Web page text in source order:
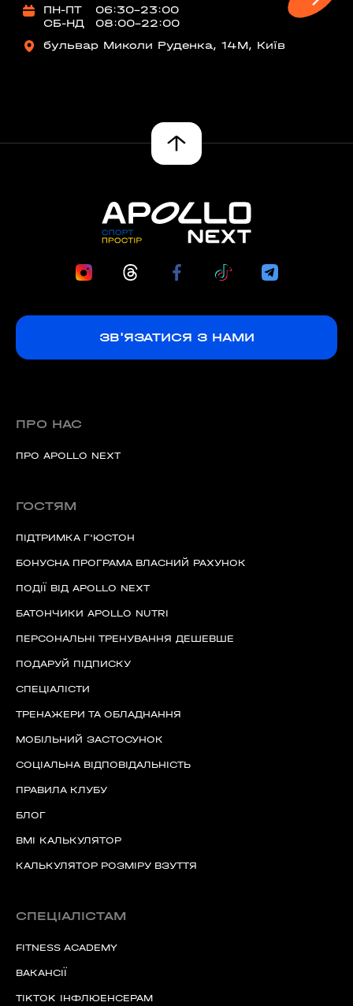
бульвар Миколи Руденка, 14М, Київ
ПН-ПТ
06:30-23:00
СБ-НД
08:00-22:00
ЗВ'ЯЗАТИСЯ З НАМИ
ПРО НАС
ПРО APOLLO NEXT
ГОСТЯМ
ПІДТРИМКА Г'ЮСТОН
БОНУСНА ПРОГРАМА ВЛАСНИЙ РАХУНОК
ПОДІЇ ВІД APOLLO NEXT
БАТОНЧИКИ APOLLO NUTRI
ПЕРСОНАЛЬНІ ТРЕНУВАННЯ ДЕШЕВШЕ
ПОДАРУЙ ПІДПИСКУ
СПЕЦІАЛІСТИ
ТРЕНАЖЕРИ ТА ОБЛАДНАННЯ
МОБІЛЬНИЙ ЗАСТОСУНОК
СОЦІАЛЬНА ВІДПОВІДАЛЬНІСТЬ
ПРАВИЛА КЛУБУ
БЛОГ
BMI КАЛЬКУЛЯТОР
КАЛЬКУЛЯТОР РОЗМІРУ ВЗУТТЯ
СПЕЦІАЛІСТАМ
FITNESS ACADEMY
ВАКАНСІЇ
TIKTOK ІНФЛЮЕНСЕРАМ